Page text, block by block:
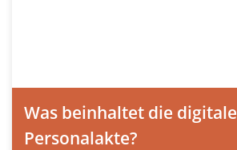
Was beinhaltet die digitale
Personalakte?